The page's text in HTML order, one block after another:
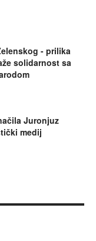
- prilika
solidarnost sa
Juronjuz
medij